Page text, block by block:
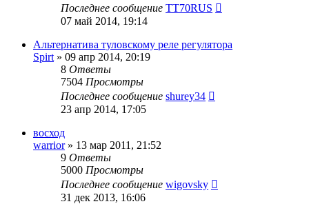
Последнее сообщение TT70RUS
07 май 2014, 19:14
Альтернатива туловскому реле регулятора
Spirt » 09 апр 2014, 20:19
8 Ответы
7504 Просмотры
Последнее сообщение shurey34
23 апр 2014, 17:05
восход
warrior» 13 мар 2011, 21:52
9 Ответы
5000 Просмотры
Последнее сообщение wigovsky
31 дек 2013, 16:06